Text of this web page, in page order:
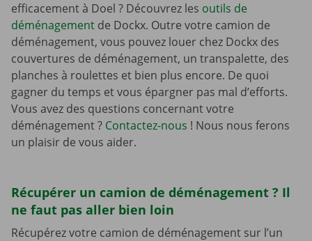
efficacement à Doel ? Découvrez les outils de
déménagement de Dockx. Outre votre camion de
déménagement, vous pouvez louer chez Dockx des
couvertures de déménagement, un transpalette, des
planches à roulettes et bien plus encore. De quoi
gagner du temps et vous épargner pas mal d’efforts.
Vous avez des questions concernant votre
déménagement ? Contactez-nous ! Nous nous ferons
un plaisir de vous aider.
Récupérer un camion de déménagement ? Il
ne faut pas aller bien loin
Récupérez votre camion de déménagement sur l’un